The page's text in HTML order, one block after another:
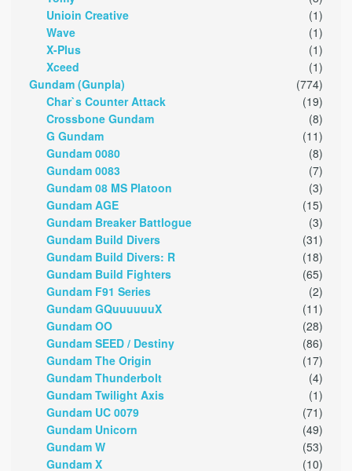
Unioin Creative
(1)
Wave
(1)
X-Plus
(1)
Xceed
(1)
Gundam (Gunpla)
(774)
Char`s Counter Attack
(19)
Crossbone Gundam
(8)
G Gundam
(11)
Gundam 0080
(8)
Gundam 0083
(7)
Gundam 08 MS Platoon
(3)
Gundam AGE
(15)
Gundam Breaker Battlogue
(3)
Gundam Build Divers
(31)
Gundam Build Divers: R
(18)
Gundam Build Fighters
(65)
Gundam F91 Series
(2)
Gundam GQuuuuuuX
(11)
Gundam OO
(28)
Gundam SEED / Destiny
(86)
Gundam The Origin
(17)
Gundam Thunderbolt
(4)
Gundam Twilight Axis
(1)
Gundam UC 0079
(71)
Gundam Unicorn
(49)
Gundam W
(53)
Gundam X
(10)